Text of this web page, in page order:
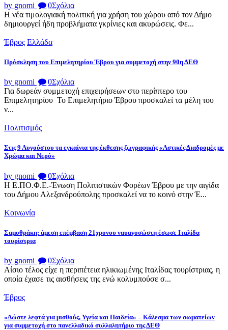
by gnomi 0Σχόλια
Η νέα τιμολογιακή πολιτική για χρήση του χώρου από τον Δήμο
δημιουργεί ήδη προβλήματα γκρίνιες και ακυρώσεις. Φε...
Έβρος Ελλάδα
Πρόσκληση του Επιμελητηρίου Έβρου για συμμετοχή στην 90η ΔΕΘ
by gnomi 0Σχόλια
Για δωρεάν συμμετοχή επιχειρήσεων στο περίπτερο του
Επιμελητηρίου Το Επιμελητήριο Έβρου προσκαλεί τα μέλη του
ν...
Πολιτισμός
Στις 9 Αυγούστου τα εγκαίνια της έκθεσης ζωγραφικής «Αστικές Διαδρομές με
Χρώμα και Νερό»
by gnomi 0Σχόλια
Η Ε.ΠΟ.Φ.Ε.-Ένωση Πολιτιστικών Φορέων Έβρου με την αιγίδα
του Δήμου Αλεξανδρούπολης προσκαλεί να το κοινό στην Έ...
Κοινωνία
Σαμοθράκη: άμεση επέμβαση 21χρονου ναυαγοσώστη έσωσε Ιταλίδα
τουρίστρια
by gnomi 0Σχόλια
Αίσιο τέλος είχε η περιπέτεια ηλικιωμένης Ιταλίδας τουρίστριας, η
οποία έχασε τις αισθήσεις της ενώ κολυμπούσε σ...
Έβρος
«Δώστε λεφτά για μισθούς, Υγεία και Παιδεία» – Κάλεσμα των σωματείων
για συμμετοχή στο πανελλαδικό συλλαλητήριο της ΔΕΘ